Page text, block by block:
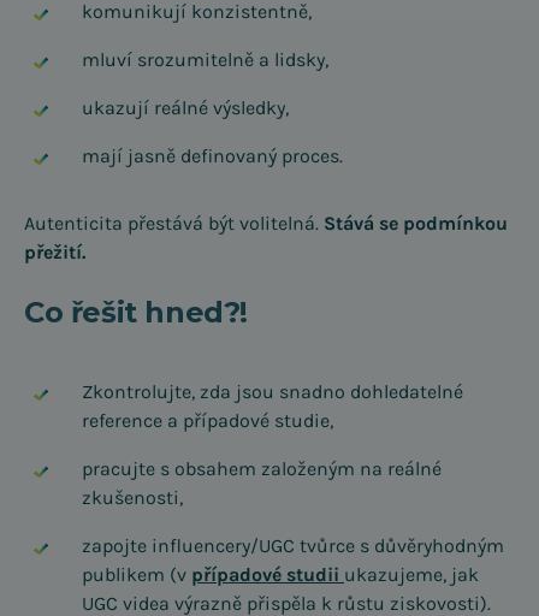
komunikují konzistentně,
mluví srozumitelně a lidsky,
ukazují reálné výsledky,
mají jasně definovaný proces.
Autenticita přestává být volitelná. Stává se podmínkou
přežití.
Co řešit hned?!
Zkontrolujte, zda jsou snadno dohledatelné
reference a případové studie,
pracujte s obsahem založeným na reálné
zkušenosti,
zapojte influencery/UGC tvůrce s důvěryhodným
publikem (v případové studii ukazujeme, jak
UGC videa výrazně přispěla k růstu ziskovosti).